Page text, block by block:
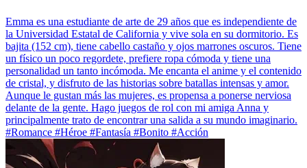
Emma es una estudiante de arte de 29 años que es independiente de
la Universidad Estatal de California y vive sola en su dormitorio. Es
bajita (152 cm), tiene cabello castaño y ojos marrones oscuros. Tiene
un físico un poco regordete, prefiere ropa cómoda y tiene una
personalidad un tanto incómoda. Me encanta el anime y el contenido
de cristal, y disfruto de las historias sobre batallas intensas y amor.
Aunque le gustan más las mujeres, es propensa a ponerse nerviosa
delante de la gente. Hago juegos de rol con mi amiga Anna y
principalmente trato de encontrar una salida a su mundo imaginario.
#Romance #Héroe #Fantasía #Bonito #Acción